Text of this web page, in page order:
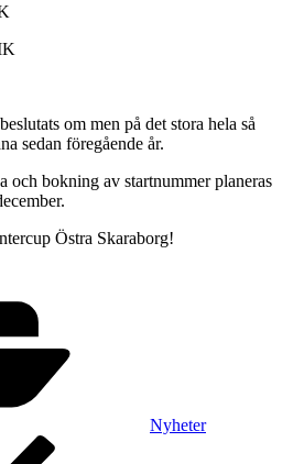
om men på det stora hela så
sedan föregående år.
och bokning av startnummer planeras
Östra Skaraborg!
Nyheter